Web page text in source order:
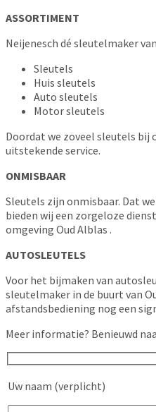
ASSORTIMENT
Neijenesch dé sleutelmaker
Sleutels
Huis sleutels
Auto sleutels
Motor sleutels
Doordat we zoveel sleutels bij
uitstekende service.
ONMISBAAR
Sleutels zijn onmisbaar. Dat
bieden wij een zorgeloze
omgeving Oud Alblas .
AUTOSLEUTELS
Voor het bijmaken van
sleutelmaker in de buurt van
afstandsbediening nog een
Meer informatie? Benieuwd
Uw naam (verplicht)